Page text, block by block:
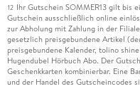
12 Ihr Gutschein SOMMER13 gilt bis
Gutschein ausschließlich online
zur Abholung mit Zahlung in der
gesetzlich preisgebundene Artikel
preisgebundene Kalender, tolino
Hugendubel Hörbuch Abo. Der
Geschenkkarten kombinierbar. Eine
und der Handel des Gutscheincodes